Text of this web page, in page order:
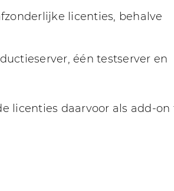
licenties, behalve
één testserver en
licenties daarvoor als add-on